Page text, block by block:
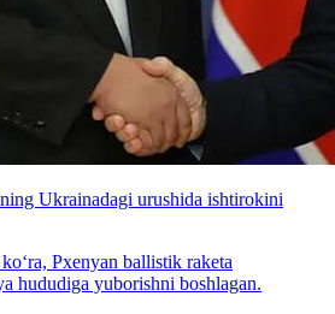
Ukrainadagi urushida ishtirokini
Pxenyan ballistik raketa
hududiga yuborishni boshlagan.